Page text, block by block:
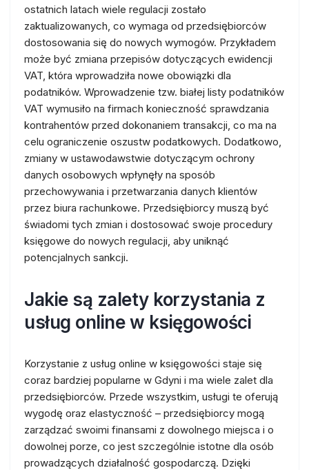
ostatnich latach wiele regulacji zostało
zaktualizowanych, co wymaga od przedsiębiorców
dostosowania się do nowych wymogów. Przykładem
może być zmiana przepisów dotyczących ewidencji
VAT, która wprowadziła nowe obowiązki dla
podatników. Wprowadzenie tzw. białej listy podatników
VAT wymusiło na firmach konieczność sprawdzania
kontrahentów przed dokonaniem transakcji, co ma na
celu ograniczenie oszustw podatkowych. Dodatkowo,
zmiany w ustawodawstwie dotyczącym ochrony
danych osobowych wpłynęły na sposób
przechowywania i przetwarzania danych klientów
przez biura rachunkowe. Przedsiębiorcy muszą być
świadomi tych zmian i dostosować swoje procedury
księgowe do nowych regulacji, aby uniknąć
potencjalnych sankcji.
Jakie są zalety korzystania z
usług online w księgowości
Korzystanie z usług online w księgowości staje się
coraz bardziej popularne w Gdyni i ma wiele zalet dla
przedsiębiorców. Przede wszystkim, usługi te oferują
wygodę oraz elastyczność – przedsiębiorcy mogą
zarządzać swoimi finansami z dowolnego miejsca i o
dowolnej porze, co jest szczególnie istotne dla osób
prowadzących działalność gospodarczą. Dzięki